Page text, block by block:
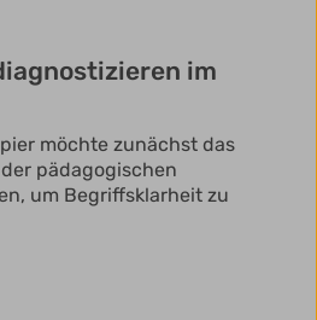
im
möchte zunächst das
pädagogischen
um Begriffsklarheit zu